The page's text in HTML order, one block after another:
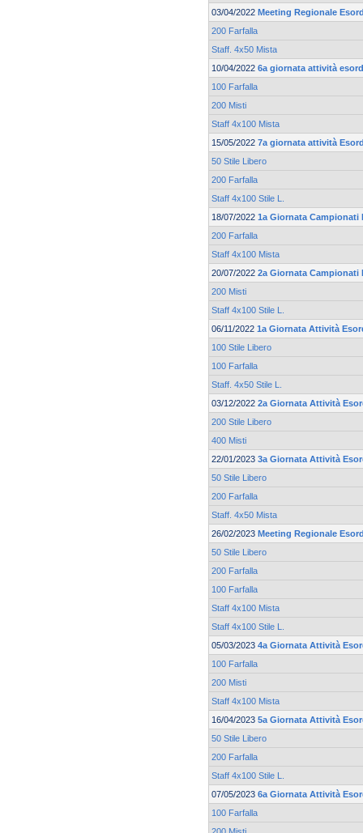
03/04/2022 Meeting Regionale
200 Farfalla
Staff. 4x50 Mista
10/04/2022 6a giornata attività
100 Farfalla
200 Misti
Staff 4x100 Mista
15/05/2022 7a giornata attività
50 Stile Libero
200 Farfalla
Staff 4x100 Stile L.
18/07/2022 1a Giornata
200 Farfalla
Staff 4x100 Mista
20/07/2022 2a Giornata
200 Misti
Staff 4x100 Stile L.
06/11/2022 1a Giornata Attività
100 Stile Libero
100 Farfalla
Staff. 4x50 Stile L.
03/12/2022 2a Giornata Attività
200 Stile Libero
400 Misti
22/01/2023 3a Giornata Attività
50 Stile Libero
200 Farfalla
Staff. 4x50 Mista
26/02/2023 Meeting Regionale
50 Stile Libero
200 Farfalla
100 Farfalla
Staff 4x100 Mista
Staff 4x100 Stile L.
05/03/2023 4a Giornata Attività
100 Farfalla
200 Misti
Staff 4x100 Mista
16/04/2023 5a Giornata Attività
50 Stile Libero
200 Farfalla
Staff 4x100 Stile L.
07/05/2023 6a Giornata Attività
100 Farfalla